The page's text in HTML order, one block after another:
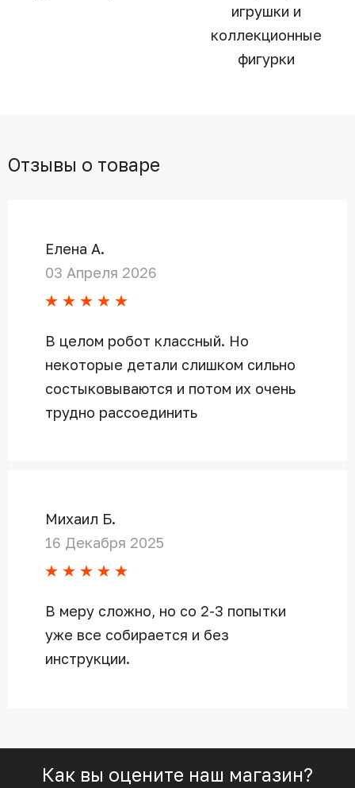
игрушки и
коллекционные
фигурки
Отзывы о товаре
Елена А.
03 Апреля 2026
В целом робот классный. Но
некоторые детали слишком сильно
состыковываются и потом их очень
трудно рассоединить
Михаил Б.
16 Декабря 2025
В меру сложно, но со 2-3 попытки
уже все собирается и без
инструкции.
Как вы оцените наш магазин?